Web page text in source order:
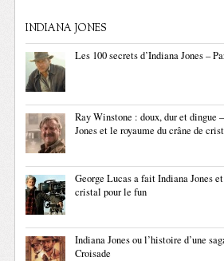
INDIANA JONES
Les 100 secrets d’Indiana Jones –
Ray Winstone : doux, dur et dingue
Jones et le royaume du crâne de
George Lucas a fait Indiana Jones
cristal pour le fun
Indiana Jones ou l’histoire d’une
Croisade